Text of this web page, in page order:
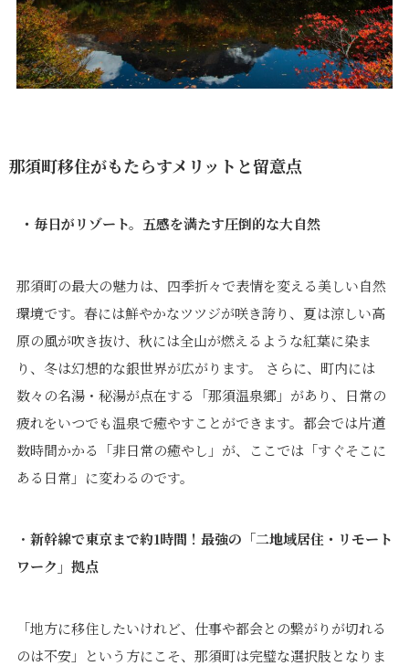
那須町移住がもたらすメリットと留意点
・毎日がリゾート。五感を満たす圧倒的な大自然
那須町の最大の魅力は、四季折々で表情を変える美しい自然
環境です。春には鮮やかなツツジが咲き誇り、夏は涼しい高
原の風が吹き抜け、秋には全山が燃えるような紅葉に染ま
り、冬は幻想的な銀世界が広がります。 さらに、町内には
数々の名湯・秘湯が点在する「那須温泉郷」があり、日常の
疲れをいつでも温泉で癒やすことができます。都会では片道
数時間かかる「非日常の癒やし」が、ここでは「すぐそこに
ある日常」に変わるのです。
・ 新幹線で東京まで約1時間！最強の「二地域居住・リモート
ワーク」拠点
「地方に移住したいけれど、仕事や都会との繋がりが切れる
のは不安」という方にこそ、那須町は完璧な選択肢となりま